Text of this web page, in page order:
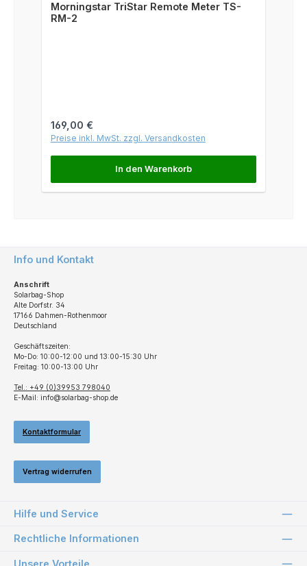
Morningstar TriStar Remote Meter TS-
RM-2
Regulärer Preis:
169,00 €
Preise inkl. MwSt. zzgl. Versandkosten
In den Warenkorb
Info und Kontakt
Anschrift
Solarbag-Shop
Alte Dorfstr. 34
17166 Dahmen-Rothenmoor
Deutschland
Geschäftszeiten:
Mo-Do: 10:00-12:00 und 13:00-15:30 Uhr
Freitag: 10:00-13:00 Uhr
Tel.: +49 (0)39953 798040
E-Mail: info@solarbag-shop.de
Kontaktformular
Vertrag widerrufen
Hilfe und Service
Rechtliche Informationen
Unsere Vorteile